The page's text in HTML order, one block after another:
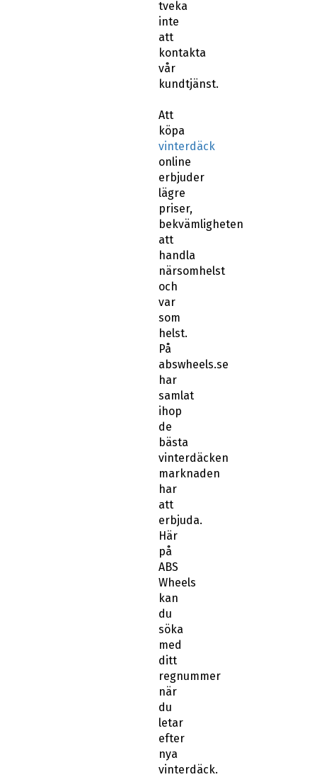
tveka
inte
att
kontakta
vår
kundtjänst.
Att
köpa
vinterdäck
online
erbjuder
lägre
priser,
bekvämligheten
att
handla
närsomhelst
och
var
som
helst.
På
abswheels.se
har
samlat
ihop
de
bästa
vinterdäcken
marknaden
har
att
erbjuda.
Här
på
ABS
Wheels
kan
du
söka
med
ditt
regnummer
när
du
letar
efter
nya
vinterdäck.